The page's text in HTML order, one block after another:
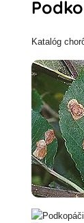
Katalóg